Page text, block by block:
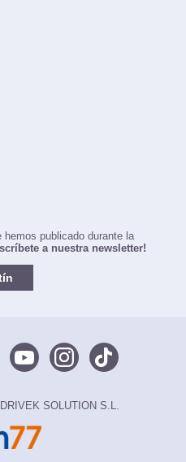
publicado durante la
a nuestra newsletter!
SOLUTION S.L.